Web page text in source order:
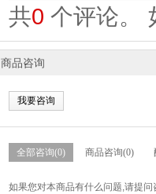
共0 个评论。
商品咨询
我要咨询
全部咨询(0) 商品咨询(0)
如果您对本商品有什么问题,请提问